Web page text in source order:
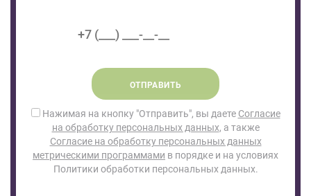
ОТПРАВИТЬ
Нажимая на кнопку "Отправить", вы даете Согласие
на обработку персональных данных, а также
Согласие на обработку персональных данных
метрическими программами в порядке и на условиях
Политики обработки персональных данных.